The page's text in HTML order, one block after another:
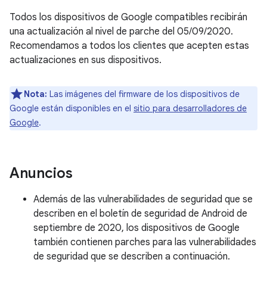
Todos los dispositivos de Google compatibles recibirán
una actualización al nivel de parche del 05/09/2020.
Recomendamos a todos los clientes que acepten estas
actualizaciones en sus dispositivos.
Nota: Las imágenes del firmware de los dispositivos de
Google están disponibles en el sitio para desarrolladores de
Google.
Anuncios
Además de las vulnerabilidades de seguridad que se
describen en el boletín de seguridad de Android de
septiembre de 2020, los dispositivos de Google
también contienen parches para las vulnerabilidades
de seguridad que se describen a continuación.